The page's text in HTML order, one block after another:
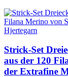
Strick-Set
aus der 120
der Extrafine